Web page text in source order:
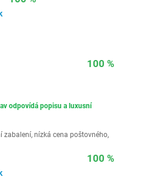
100 %
odpovídá popisu a luxusní
zabalení, nízká cena poštovného,
100 %